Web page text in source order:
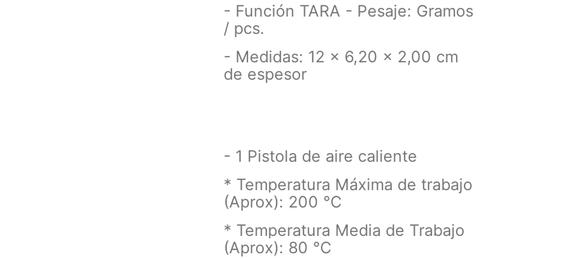
- Función TARA - Pesaje: Gramos
/ pcs.
- Medidas: 12 x 6,20 x 2,00 cm
de espesor
- 1 Pistola de aire caliente
* Temperatura Máxima de trabajo
(Aprox): 200 °C
* Temperatura Media de Trabajo
(Aprox): 80 °C